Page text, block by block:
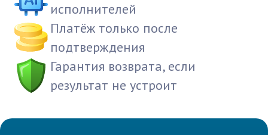
исполнителей
Платёж только после
подтверждения
Гарантия возврата, если
результат не устроит